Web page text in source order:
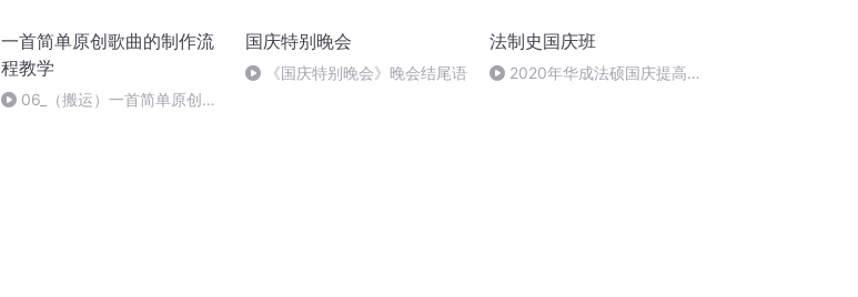
一首简单原创歌曲的制作流
程教学
06_（搬运）一首简单原创歌
国庆特别晚会
《国庆特别晚会》晚会结尾语
法制史国庆班
2020年华成法硕国庆提高班